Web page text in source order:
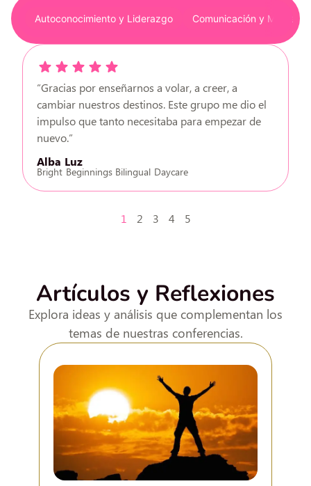
Autoconocimiento y Liderazgo Comunicación y Marca
“Gracias por enseñarnos a volar, a creer, a
cambiar nuestros destinos. Este grupo me dio el
impulso que tanto necesitaba para empezar de
nuevo.”
Alba Luz
Bright Beginnings Bilingual Daycare
1 2 3 4 5
Artículos y Reflexiones
Explora ideas y análisis que complementan los
temas de nuestras conferencias.